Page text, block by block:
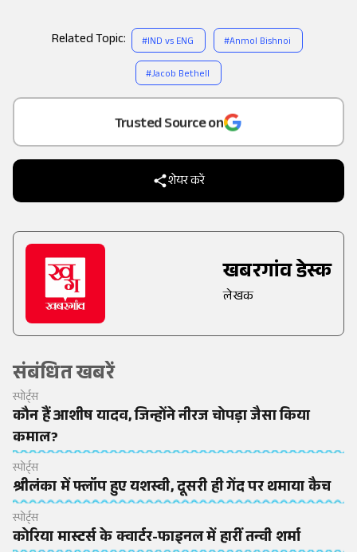
Add
as a
Trusted Source on
शेयर करें
खबरगांव डेस्क
लेखक
संबंधित खबरें
स्पोर्ट्स
कौन हैं आशीष यादव, जिन्होंने नीरज चोपड़ा जैसा किया
कमाल?
स्पोर्ट्स
श्रीलंका में फ्लॉप हुए यशस्वी, दूसरी ही गेंद पर थमाया कैच
स्पोर्ट्स
कोरिया मास्टर्स के क्वार्टर-फाइनल में हारीं तन्वी शर्मा
Related Topic: #IND vs ENG #Anmol Bishnoi
#Jacob Bethell